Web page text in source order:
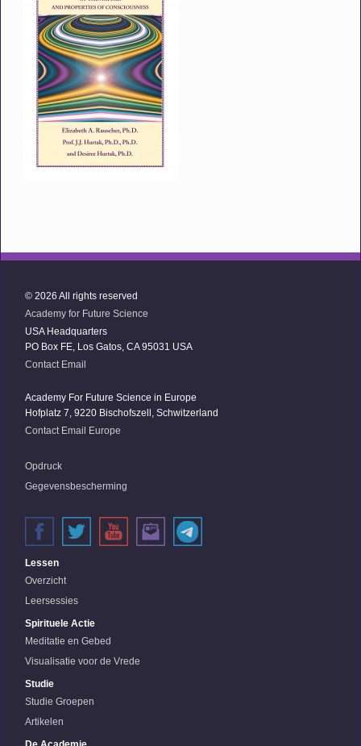
© 2026 All rights reserved
Academy for Future Science
USA Headquarters
PO Box FE, Los Gatos, CA 95031 USA
Contact Email
Academy For Future Science in Europe
Hofplatz 7, 9220 Bischofszell, Schwitzerland
Contact Email Europe
Opdruck
Gegevensbescherming
Lessen
Overzicht
Leersessies
Spirituele Actie
Meditatie en Gebed
Visualisatie voor de Vrede
Studie
Studie Groepen
Artikelen